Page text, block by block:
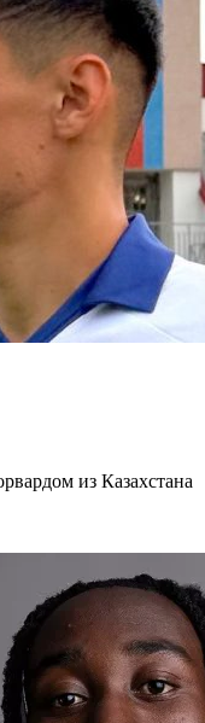
из Казахстана